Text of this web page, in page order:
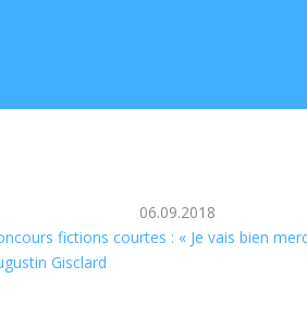
06.09.2018
fictions courtes : « Je vais bien
Gisclard